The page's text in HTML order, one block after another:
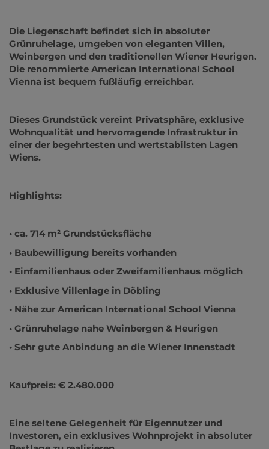
Die Liegenschaft befindet sich in absoluter
Grünruhelage, umgeben von eleganten Villen,
Weinbergen und den traditionellen Wiener Heurigen.
Die renommierte American International School
Vienna ist bequem fußläufig erreichbar.
Dieses Grundstück vereint Privatsphäre, exklusive
Wohnqualität und hervorragende Infrastruktur in
einer der begehrtesten und wertstabilsten Lagen
Wiens.
Highlights:
• ca. 714 m² Grundstücksfläche
• Baubewilligung bereits vorhanden
• Einfamilienhaus oder Zweifamilienhaus möglich
• Exklusive Villenlage in Döbling
• Nähe zur American International School Vienna
• Grünruhelage nahe Weinbergen & Heurigen
• Sehr gute Anbindung an die Wiener Innenstadt
Kaufpreis: € 2.480.000
Eine seltene Gelegenheit für Eigennutzer und
Investoren, ein exklusives Wohnprojekt in absoluter